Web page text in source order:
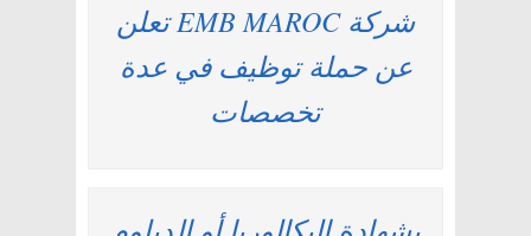
شركة EMB MAROC تعلن
عن حملة توظيف في عدة
تخصصات